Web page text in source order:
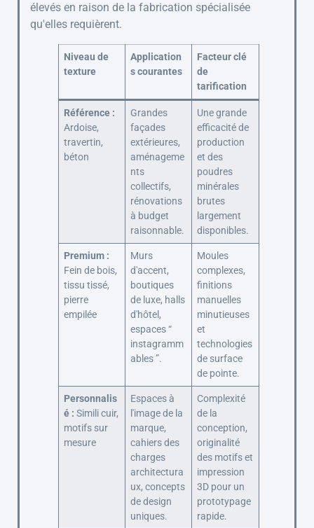
élevés en raison de la fabrication spécialisée
qu'elles requièrent.
Niveau de
texture
Application
s courantes
Facteur clé
de
tarification
Référence :
Ardoise,
travertin,
béton
Grandes
façades
extérieures,
aménageme
nts
collectifs,
rénovations
à budget
raisonnable.
Une grande
efficacité de
production
et des
poudres
minérales
brutes
largement
disponibles.
Premium :
Fein de bois,
tissu tissé,
pierre
empilée
Murs
d'accent,
boutiques
de luxe, halls
d'hôtel,
espaces “
instagramm
ables ”.
Moules
complexes,
finitions
manuelles
minutieuses
et
technologies
de surface
de pointe.
Personnalis
é : Simili cuir,
motifs sur
mesure
Espaces à
l'image de la
marque,
cahiers des
charges
architectura
ux, concepts
de design
uniques.
Complexité
de la
conception,
originalité
des motifs et
impression
3D pour un
prototypage
rapide.